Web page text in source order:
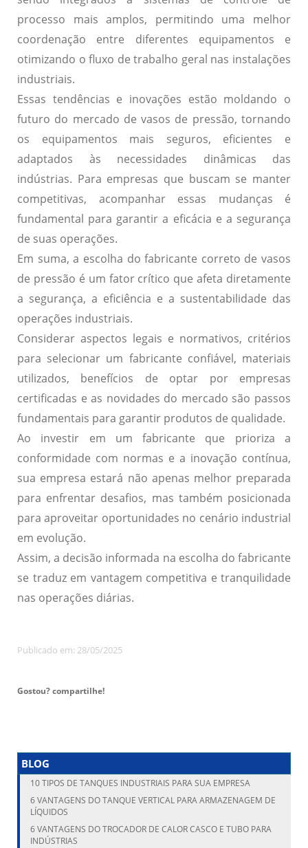
processo mais amplos, permitindo uma melhor
coordenação entre diferentes equipamentos e
otimizando o fluxo de trabalho geral nas instalações
industriais.
Essas tendências e inovações estão moldando o
futuro do mercado de vasos de pressão, tornando
os equipamentos mais seguros, eficientes e
adaptados às necessidades dinâmicas das
indústrias. Para empresas que buscam se manter
competitivas, acompanhar essas mudanças é
fundamental para garantir a eficácia e a segurança
de suas operações.
Em suma, a escolha do fabricante correto de vasos
de pressão é um fator crítico que afeta diretamente
a segurança, a eficiência e a sustentabilidade das
operações industriais.
Considerar aspectos legais e normativos, critérios
para selecionar um fabricante confiável, materiais
utilizados, benefícios de optar por empresas
certificadas e as novidades do mercado são passos
fundamentais para garantir produtos de qualidade.
Ao investir em um fabricante que prioriza a
conformidade com normas e a inovação contínua,
sua empresa estará não apenas melhor preparada
para enfrentar desafios, mas também posicionada
para aproveitar oportunidades no cenário industrial
em evolução.
Assim, a decisão informada na escolha do fabricante
se traduz em vantagem competitiva e tranquilidade
nas operações diárias.
Publicado em: 28/05/2025
Gostou? compartilhe!
BLOG
10 TIPOS DE TANQUES INDUSTRIAIS PARA SUA EMPRESA
6 VANTAGENS DO TANQUE VERTICAL PARA ARMAZENAGEM DE
LÍQUIDOS
6 VANTAGENS DO TROCADOR DE CALOR CASCO E TUBO PARA
INDÚSTRIAS